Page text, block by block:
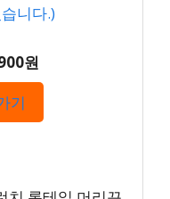
니다.)
원
기